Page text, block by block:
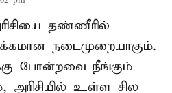
தண்ணீரில்
நடைமுறையாகும்.
போன்றவை நீங்கும்
அரிசியில் உள்ள சில